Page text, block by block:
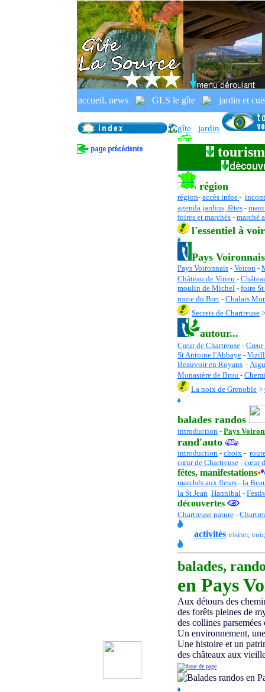
accueil, news GLS le gîte jardin et
Pays Voironnais
gîte rural, Voiron,
gîte jardin
région
région- accès infos -
agenda jardins, fêtes -
foires et marchés - marché
l'essentiel à voir
Pays Voironnais
Pays Voironnais - Voiron -
Château de Virieu -
moulin de Michel - foire
route du Bret - Chalais
Secrets de Chartreuse
autour...
Cœur de Chartreuse - Cœur
St Antoine l'Abbaye -
Beauvoir en Royans -
Monastère de Brou -
La noix de Grenoble >
balades randos
introduction - Pays
rand'auto
introduction - choix -
cœur de Chartreuse - cœur
fêtes, manifestations
marchés aux fleurs - la
la St Jean Hannibal -
découvertes
Chartreuse nature -
activités visiter,
balades,
en Pays
Aux détours des
des forêts pleines de
des collines
Un environnement,
Une histoire et un
des châteaux aux